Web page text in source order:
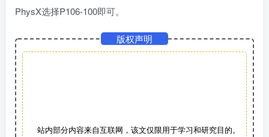
PhysX选择P106-100即可。
版权声明
站内部分内容来自互联网，该文仅限用于学习和研究目的。